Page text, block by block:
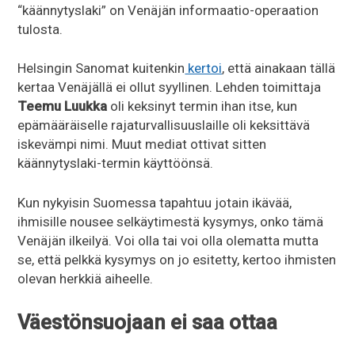
“käännytyslaki” on Venäjän informaatio-operaation
tulosta.
Helsingin Sanomat kuitenkin kertoi, että ainakaan tällä
kertaa Venäjällä ei ollut syyllinen. Lehden toimittaja
Teemu Luukka oli keksinyt termin ihan itse, kun
epämääräiselle rajaturvallisuuslaille oli keksittävä
iskevämpi nimi. Muut mediat ottivat sitten
käännytyslaki-termin käyttöönsä.
Kun nykyisin Suomessa tapahtuu jotain ikävää,
ihmisille nousee selkäytimestä kysymys, onko tämä
Venäjän ilkeilyä. Voi olla tai voi olla olematta mutta
se, että pelkkä kysymys on jo esitetty, kertoo ihmisten
olevan herkkiä aiheelle.
Väestönsuojaan ei saa ottaa